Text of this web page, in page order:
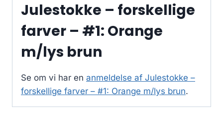
Julestokke – forskellige
farver – #1: Orange
m/lys brun
Se om vi har en anmeldelse af Julestokke –
forskellige farver – #1: Orange m/lys brun.